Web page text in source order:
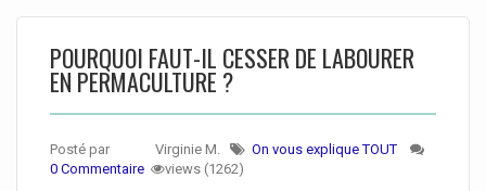
POURQUOI FAUT-IL CESSER DE LABOURER
EN PERMACULTURE ?
Posté par Virginie M.
On vous explique TOUT
0 Commentaire
views (1262)